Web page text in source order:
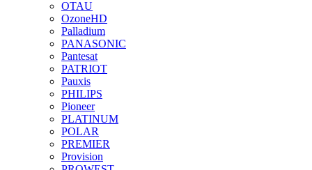
OTAU
OzoneHD
Palladium
PANASONIC
Pantesat
PATRIOT
Pauxis
PHILIPS
Pioneer
PLATINUM
POLAR
PREMIER
Provision